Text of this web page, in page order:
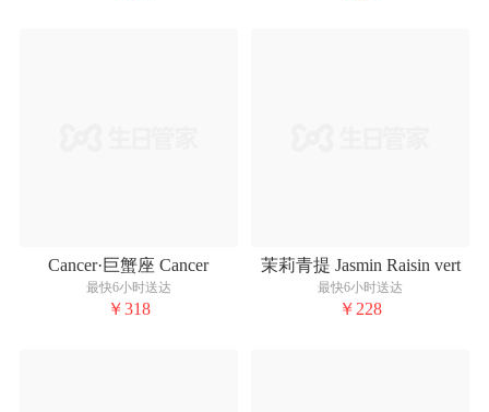
Cancer·巨蟹座 Cancer
最快6小时送达
￥318
茉莉青提 Jasmin Raisin vert
最快6小时送达
￥228